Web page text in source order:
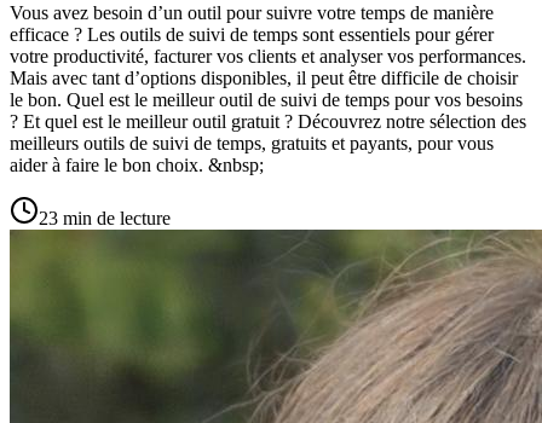
Vous avez besoin d’un outil pour suivre votre temps de manière
efficace ? Les outils de suivi de temps sont essentiels pour gérer
votre productivité, facturer vos clients et analyser vos performances.
Mais avec tant d’options disponibles, il peut être difficile de choisir
le bon. Quel est le meilleur outil de suivi de temps pour vos besoins
? Et quel est le meilleur outil gratuit ? Découvrez notre sélection des
meilleurs outils de suivi de temps, gratuits et payants, pour vous
aider à faire le bon choix. &nbsp;
23 min de lecture